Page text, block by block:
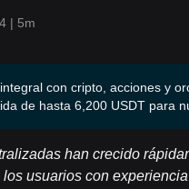
| 5m
con cripto, acciones y
de hasta 6,200 USDT para
han crecido
usuarios con